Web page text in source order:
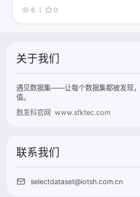
6
0
关于我们
遇见数据集——让每个数据集都被发现
值。
数发科官网 www.sfktec.com
联系我们
selectdataset@iotsh.com.cn